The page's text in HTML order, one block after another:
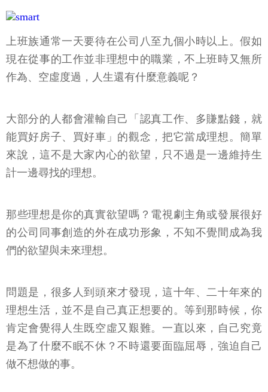
上班族通常一天要待在公司八至九個小時以上。假如
現在從事的工作並非理想中的職業，不上班時又無所
作為、空虛度過，人生還有什麼意義呢？
大部分的人都會灌輸自己「認真工作、多賺點錢，就
能買好房子、買好車」的觀念，把它當成理想。簡單
來說，這不是大家內心的欲望，只不過是一邊維持生
計一邊尋找的理想。
那些理想是你的真實欲望嗎？電視劇主角或發展很好
的公司同事創造的外在成功形象，不知不覺間成為我
們的欲望與未來理想。
問題是，很多人到頭來才發現，這十年、二十年來的
理想生活，並不是自己真正想要的。等到那時候，你
肯定會覺得人生既空虛又艱難。一直以來，自己究竟
是為了什麼不眠不休？不時還要面臨屈辱，強迫自己
做不想做的事。